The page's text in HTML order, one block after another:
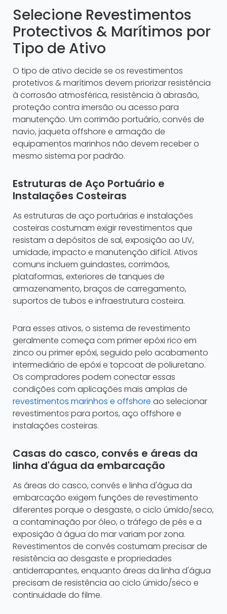
Selecione Revestimentos
Protectivos & Marítimos por
Tipo de Ativo
O tipo de ativo decide se os revestimentos
protetivos & marítimos devem priorizar resistência
à corrosão atmosférica, resistência à abrasão,
proteção contra imersão ou acesso para
manutenção. Um corrimão portuário, convés de
navio, jaqueta offshore e armação de
equipamentos marinhos não devem receber o
mesmo sistema por padrão.
Estruturas de Aço Portuário e
Instalações Costeiras
As estruturas de aço portuárias e instalações
costeiras costumam exigir revestimentos que
resistam a depósitos de sal, exposição ao UV,
umidade, impacto e manutenção difícil. Ativos
comuns incluem guindastes, corrimãos,
plataformas, exteriores de tanques de
armazenamento, braços de carregamento,
suportos de tubos e infraestrutura costeira.
Para esses ativos, o sistema de revestimento
geralmente começa com primer epóxi rico em
zinco ou primer epóxi, seguido pelo acabamento
intermediário de epóxi e topcoat de poliuretano.
Os compradores podem conectar essas
condições com aplicações mais amplas de
revestimentos marinhos e offshore ao selecionar
revestimentos para portos, aço offshore e
instalações costeiras.
Casas do casco, convés e áreas da
linha d'água da embarcação
As áreas do casco, convés e linha d'água da
embarcação exigem funções de revestimento
diferentes porque o desgaste, o ciclo úmido/seco,
a contaminação por óleo, o tráfego de pés e a
exposição à água do mar variam por zona.
Revestimentos de convés costumam precisar de
resistência ao desgaste e propriedades
antiderrapantes, enquanto áreas da linha d'água
precisam de resistência ao ciclo úmido/seco e
continuidade do filme.